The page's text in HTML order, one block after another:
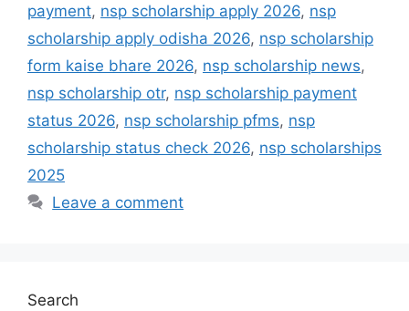
payment, nsp scholarship apply 2026, nsp
scholarship apply odisha 2026, nsp scholarship
form kaise bhare 2026, nsp scholarship news,
nsp scholarship otr, nsp scholarship payment
status 2026, nsp scholarship pfms, nsp
scholarship status check 2026, nsp scholarships
2025
Leave a comment
Search